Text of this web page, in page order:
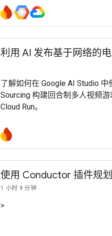
的滥用途径。 在此 Codelab 中
查找器”AI 语音智能体，该智能
利用 AI 发布基于网络的
了解如何在 Google AI Studio
Sourcing 构建回合制多人视频
Cloud Run。
使用 Conductor 插件规
1 小时 9 分钟
>